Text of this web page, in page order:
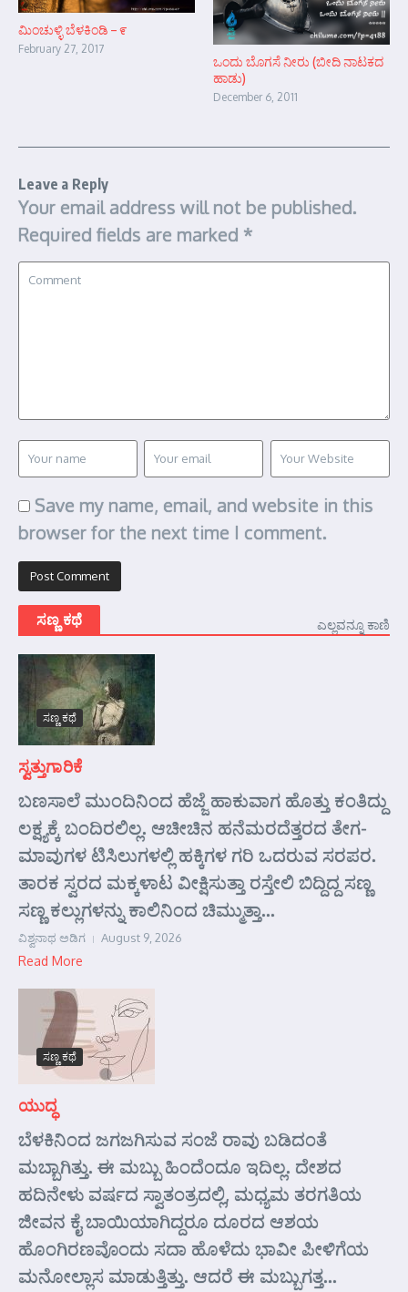
ಮಿಂಚುಳ್ಳಿ ಬೆಳಕಿಂಡಿ – ೯
February 27, 2017
ಒಂದು ಬೊಗಸೆ ನೀರು (ಬೀದಿ ನಾಟಕದ
ಹಾಡು)
December 6, 2011
Leave a Reply
Your email address will not be published.
Required fields are marked *
Save my name, email, and website in this
browser for the next time I comment.
ಸಣ್ಣ ಕಥೆ ಎಲ್ಲವನ್ನೂ ಕಾಣಿ
ಸಣ್ಣ ಕಥೆ
ಸ್ವತ್ತುಗಾರಿಕೆ
ಬಣಸಾಲೆ ಮುಂದಿನಿಂದ ಹೆಜ್ಜೆ ಹಾಕುವಾಗ ಹೊತ್ತು ಕಂತಿದ್ದು
ಲಕ್ಷ್ಯಕ್ಕೆ ಬಂದಿರಲಿಲ್ಲ. ಆಚೀಚಿನ ಹನೆಮರದೆತ್ತರದ ತೇಗ-
ಮಾವುಗಳ ಟಿಸಿಲುಗಳಲ್ಲಿ ಹಕ್ಕಿಗಳ ಗರಿ ಒದರುವ ಸರಪರ.
ತಾರಕ ಸ್ವರದ ಮಕ್ಕಳಾಟ ವೀಕ್ಷಿಸುತ್ತಾ ರಸ್ತೇಲಿ ಬಿದ್ದಿದ್ದ ಸಣ್ಣ
ಸಣ್ಣ ಕಲ್ಲುಗಳನ್ನು ಕಾಲಿನಿಂದ ಚಿಮ್ಮುತ್ತಾ...
ವಿಶ್ವನಾಥ ಅಡಿಗ August 9, 2026
Read More
ಸಣ್ಣ ಕಥೆ
ಯುದ್ಧ
ಬೆಳಕಿನಿಂದ ಜಗಜಗಿಸುವ ಸಂಜೆ ರಾವು ಬಡಿದಂತೆ
ಮಬ್ಬಾಗಿತ್ತು. ಈ ಮಬ್ಬು ಹಿಂದೆಂದೂ ಇದಿಲ್ಲ. ದೇಶದ
ಹದಿನೇಳು ವರ್ಷದ ಸ್ವಾತಂತ್ರದಲ್ಲಿ, ಮಧ್ಯಮ ತರಗತಿಯ
ಜೀವನ ಕೈ ಬಾಯಿಯಾಗಿದ್ದರೂ ದೂರದ ಆಶಯ
ಹೊಂಗಿರಣವೊಂದು ಸದಾ ಹೊಳೆದು ಭಾವೀ ಪೀಳಿಗೆಯ
ಮನೋಲ್ಲಾಸ ಮಾಡುತ್ತಿತ್ತು. ಆದರೆ ಈ ಮಬ್ಬುಗತ್ತ...